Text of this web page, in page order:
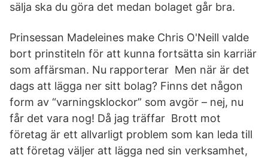
sälja ska du göra det medan bolaget går bra.
Prinsessan Madeleines make Chris O'Neill valde
bort prinstiteln för att kunna fortsätta sin karriär
som affärsman. Nu rapporterar Men när är det
dags att lägga ner sitt bolag? Finns det någon
form av “varningsklockor” som avgör – nej, nu
får det vara nog! Då jag träffar Brott mot
företag är ett allvarligt problem som kan leda till
att företag väljer att lägga ned sin verksamhet,